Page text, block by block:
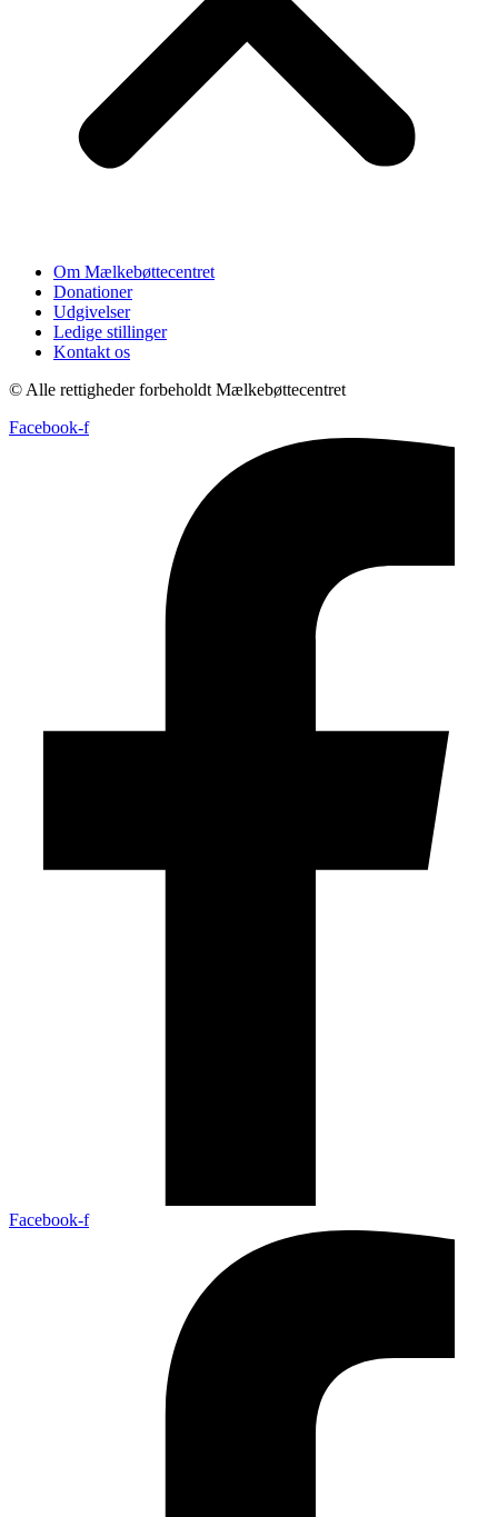
Om Mælkebøttecentret
Donationer
Udgivelser
Ledige stillinger
Kontakt os
© Alle rettigheder forbeholdt Mælkebøttecentret
Facebook-f
Facebook-f